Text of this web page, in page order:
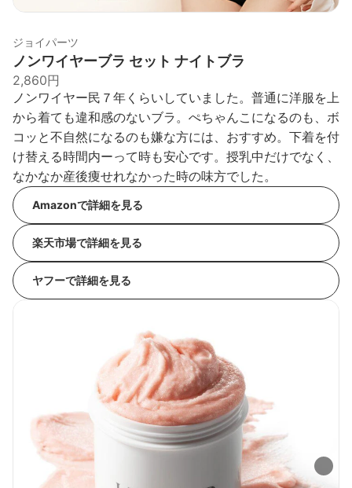
ジョイパーツ
ノンワイヤーブラ セット ナイトブラ
2,860円
ノンワイヤー民７年くらいしていました。普通に洋服を上
から着ても違和感のないブラ。ぺちゃんこになるのも、ボ
コッと不自然になるのも嫌な方には、おすすめ。下着を付
け替える時間内ーって時も安心です。授乳中だけでなく、
なかなか産後痩せれなかった時の味方でした。
Amazonで詳細を見る
楽天市場で詳細を見る
ヤフーで詳細を見る